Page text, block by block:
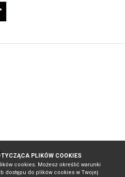
PLIKÓW COOKIES
cookies. Możesz określić warunki
dostępu do plików cookies w Twojej